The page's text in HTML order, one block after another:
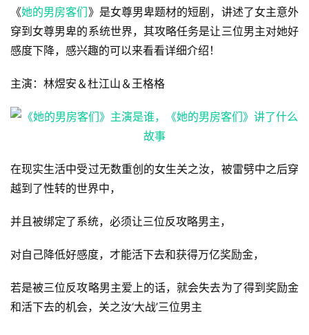
《她的男房客们》是女尊男卑题材的短剧，讲述了女主意外
穿到女尊男卑的系统世界，其攻略任务是让三位男主对她好
感度下降，感兴趣的可以来看看详细介绍！
主演：林煜安＆杜江山＆王格格
在现实生活中受过无数重创的女生关之汝，被雷劈中之后穿
越到了性转的世界中，
并且被绑定了系统，必须让三位反攻略男主，
对自己降低好感度，才能活下去和获得万亿奖励金，
若是被三位反攻略男主爱上的话，就会失去为了得到奖励金
和活下去的机会，关之汝‘大战’三位男主